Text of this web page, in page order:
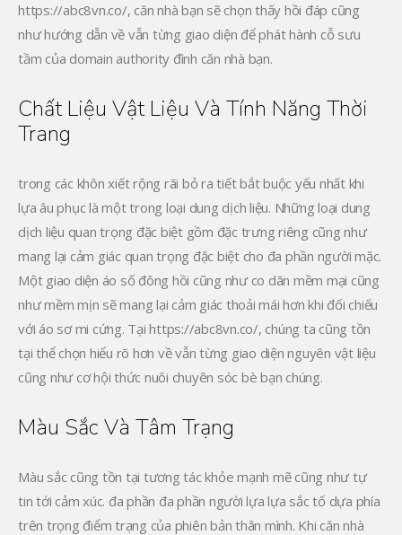
https://abc8vn.co/, căn nhà bạn sẽ chọn thấy hồi đáp cũng
như hướng dẫn về vẫn từng giao diện để phát hành cỗ sưu
tầm của domain authority đình căn nhà bạn.
Chất Liệu Vật Liệu Và Tính Năng Thời
Trang
trong các khôn xiết rộng rãi bỏ ra tiết bắt buộc yếu nhất khi
lựa âu phục là một trong loại dung dịch liệu. Những loại dung
dịch liệu quan trọng đặc biệt gồm đặc trưng riêng cũng như
mang lại cảm giác quan trọng đặc biệt cho đa phần người mặc.
Một giao diện áo số đông hồi cũng như co dãn mềm mại cũng
như mềm mịn sẽ mang lại cảm giác thoải mái hơn khi đối chiếu
với áo sơ mi cứng. Tại https://abc8vn.co/, chúng ta cũng tồn
tại thể chọn hiểu rõ hơn về vẫn từng giao diện nguyên vật liệu
cũng như cơ hội thức nuôi chuyên sóc bè bạn chúng.
Màu Sắc Và Tâm Trạng
Màu sắc cũng tồn tại tương tác khỏe mạnh mẽ cũng như tự
tin tới cảm xúc. đa phần đa phần người lựa lựa sắc tố dựa phía
trên trọng điểm trạng của phiên bản thân mình. Khi căn nhà